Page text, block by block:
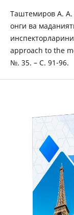
Таштемиров А. А.
онги ва
approach to the
№. 35. – С. 91-96.